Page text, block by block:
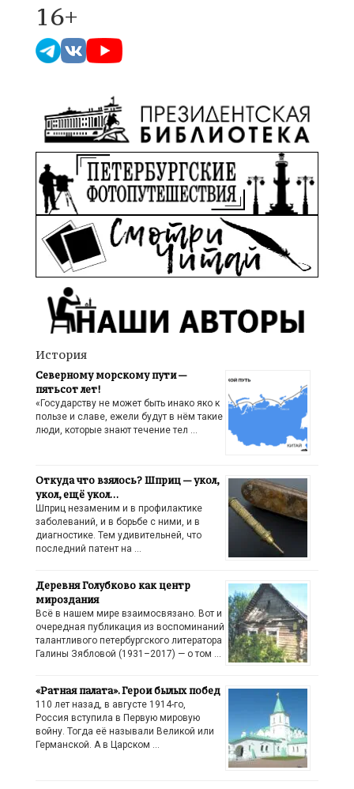
16+
История
Северному морскому пути —
пятьсот лет!
«Государству не может быть инако яко к
пользе и славе, ежели будут в нём такие
люди, которые знают течение тел …
Откуда что взялось? Шприц — укол,
укол, ещё укол…
Шприц незаменим и в профилактике
заболеваний, и в борьбе с ними, и в
диагностике. Тем удивительней, что
последний патент на …
Деревня Голубково как центр
мироздания
Всё в нашем мире взаимосвязано. Вот и
очередная публикация из воспоминаний
талантливого петербургского литератора
Галины Зябловой (1931–2017) — о том …
«Ратная палата». Герои былых побед
110 лет назад, в августе 1914-го,
Россия вступила в Первую мировую
войну. Тогда её называли Великой или
Германской. А в Царском …